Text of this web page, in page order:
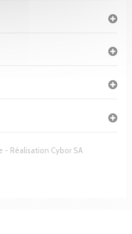
- Réalisation Cybor SA